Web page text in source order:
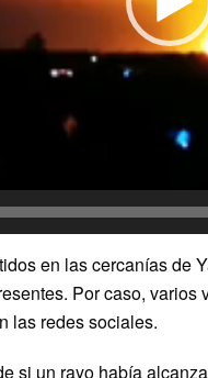
en las cercanías de
Por caso,
las redes sociales.
si un rayo había